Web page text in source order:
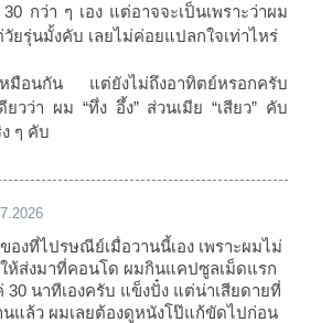
กว่า ๆ เอง แต่อาจจะเป็นเพราะว่าผม
ยรุ่นมั้งคับ เลยไม่ค่อยแปลกใจเท่าไหร่
หมือนกัน แต่ยังไม่ถึงอาทิตย์หรอกครับ
ยวว่า ผม “ทึ่ง อึ้ง” ส่วนเมีย “เสียว” คับ
ง ๆ คับ
องที่ไปรษณีย์เมื่อวานนี้เอง เพราะผมไม่
ห้ส่งมาที่คอนโด ผมกินแคปซูลเม็ดแรก
30 นาทีเองครับ แข็งปั๋ง แต่น่าเสียดายที่
นแล้ว ผมเลยต้องดูหนังโป๊แก้ขัดไปก่อน